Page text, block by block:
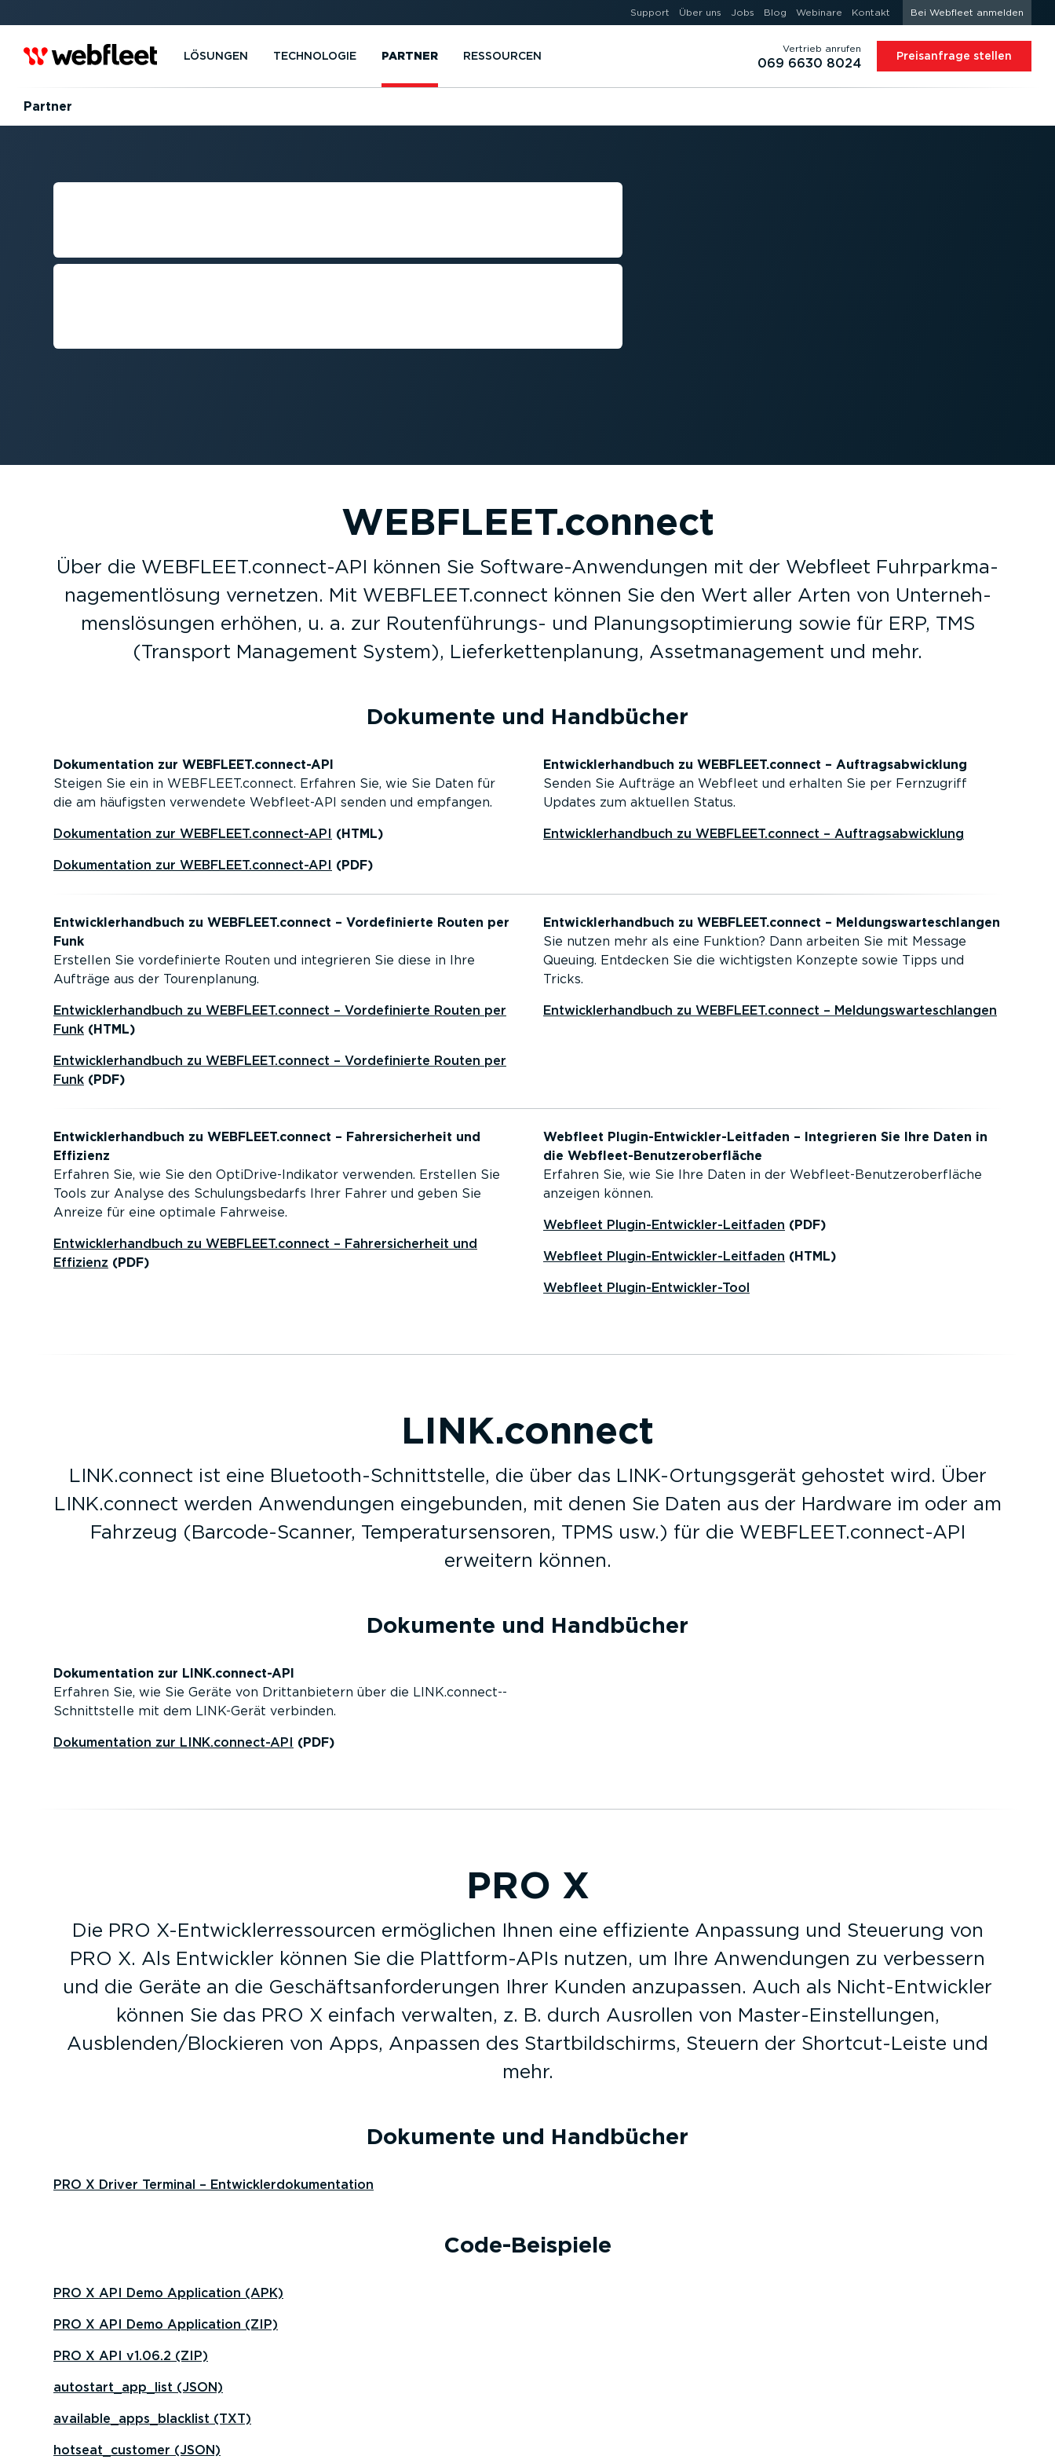
Support Über uns Jobs Blog Webinare Kontakt Bei Webfleet anmelden
LÖSUNGEN TECHNOLOGIE PARTNER RESSOURCEN
Vertrieb anrufen
069 6630 8024 Preis­an­frage stellen
Partner
RESSOURCEN FÜR
WEBFLEET.connect
Über die WEBFLEET.connect-API können Sie Software-­An­wen­dungen mit der Webfleet Fuhrpark­ma­
nage­ment­lösung vernetzen. Mit WEBFLEET.connect können Sie den Wert aller Arten von Unter­neh­
mens­lö­sungen erhöhen, u. a. zur Routen­füh­rungs- und Planungs­op­ti­mierung sowie für ERP, TMS
(Transport Management System), Liefer­ket­ten­planung, Asset­ma­nagement und mehr.
Dokumente und Handbücher
Dokumen­tation zur WEBFLEET.connect-API
Steigen Sie ein in WEBFLEET.connect. Erfahren Sie, wie Sie Daten für
die am häufigsten verwendete Webfleet-API senden und empfangen.
Dokumen­tation zur WEBFLEET.connect-API (HTML)
Dokumen­tation zur WEBFLEET.connect-API (PDF)
Entwick­ler­handbuch zu WEBFLEET.connect – Auftrags­ab­wicklung
Senden Sie Aufträge an Webfleet und erhalten Sie per Fernzugriff
Updates zum aktuellen Status.
Entwick­ler­handbuch zu WEBFLEET.connect – Auftrags­ab­wicklung
Entwick­ler­handbuch zu WEBFLEET.connect – Vorde­fi­nierte Routen per
Funk
Erstellen Sie vorde­fi­nierte Routen und integrieren Sie diese in Ihre
Aufträge aus der Touren­planung.
Entwick­ler­handbuch zu WEBFLEET.connect – Vorde­fi­nierte Routen per
Funk (HTML)
Entwick­ler­handbuch zu WEBFLEET.connect – Vorde­fi­nierte Routen per
Funk (PDF)
Entwick­ler­handbuch zu WEBFLEET.connect – Meldungs­war­te­schlangen
Sie nutzen mehr als eine Funktion? Dann arbeiten Sie mit Message
Queuing. Entdecken Sie die wichtigsten Konzepte sowie Tipps und
Tricks.
Entwick­ler­handbuch zu WEBFLEET.connect – Meldungs­war­te­schlangen
Entwick­ler­handbuch zu WEBFLEET.connect – Fahrer­si­cherheit und
Effizienz
Erfahren Sie, wie Sie den OptiD­ri­ve-In­di­kator verwenden. Erstellen Sie
Tools zur Analyse des Schulungs­be­darfs Ihrer Fahrer und geben Sie
Anreize für eine optimale Fahrweise.
Entwick­ler­handbuch zu WEBFLEET.connect – Fahrer­si­cherheit und
Effizienz (PDF)
Webfleet Plugin-­Ent­wick­ler-­Leit­faden – Integrieren Sie Ihre Daten in
die Webfleet-Benut­zer­ober­fläche
Erfahren Sie, wie Sie Ihre Daten in der Webfleet-Benut­zer­ober­fläche
anzeigen können.
Webfleet Plugin-­Ent­wick­ler-­Leit­faden (PDF)
Webfleet Plugin-­Ent­wick­ler-­Leit­faden (HTML)
Webfleet Plugin-­Ent­wick­ler-Tool
LINK.connect
LINK.connect ist eine Bluetoo­th-­Schnitt­stelle, die über das LINK-Or­tungs­gerät gehostet wird. Über
LINK.connect werden Anwendungen eingebunden, mit denen Sie Daten aus der Hardware im oder am
Fahrzeug (Barcode-­Scanner, Tempe­ra­tur­sen­soren, TPMS usw.) für die WEBFLEET.connect-API
erweitern können.
Dokumente und Handbücher
Dokumen­tation zur LINK.connect-API
Erfahren Sie, wie Sie Geräte von Dritt­an­bietern über die LINK.connec­t-­
Schnitt­stelle mit dem LINK-Gerät verbinden.
Dokumen­tation zur LINK.connect-API (PDF)
PRO X
Die PRO X-Ent­wick­ler­res­sourcen ermöglichen Ihnen eine effiziente Anpassung und Steuerung von
PRO X. Als Entwickler können Sie die Platt­for­m-APIs nutzen, um Ihre Anwendungen zu verbessern
und die Geräte an die Geschäfts­an­for­de­rungen Ihrer Kunden anzupassen. Auch als Nicht-­Ent­wickler
können Sie das PRO X einfach verwalten, z. B. durch Ausrollen von Master-Ein­stel­lungen,
Ausblenden/Blockieren von Apps, Anpassen des Start­bild­schirms, Steuern der Short­cu­t-­Leiste und
mehr.
Dokumente und Handbücher
PRO X Driver Terminal – Entwick­ler­do­ku­men­tation
Code-Bei­spiele
PRO X API Demo Application (APK)
PRO X API Demo Application (ZIP)
PRO X API v1.06.2 (ZIP)
autostart_app_list (JSON)
available_apps_blacklist (TXT)
hotseat_customer (JSON)